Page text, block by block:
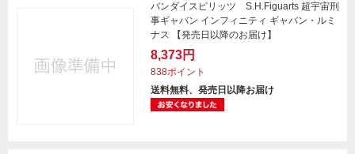
バンダイスピリッツ S.H.Figuarts 超宇宙刑
事ギャバン インフィニティ ギャバン・ルミ
ナス 【発売日以降のお届け】
8,373円
838ポイント
送料無料、発売日以降お届け